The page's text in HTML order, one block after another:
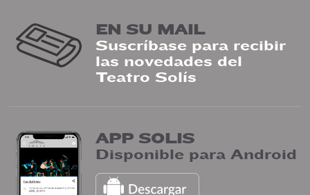
EN SU MAIL
Suscríbase para recibir
las novedades del
Teatro Solís
APP SOLIS
Disponible para Android